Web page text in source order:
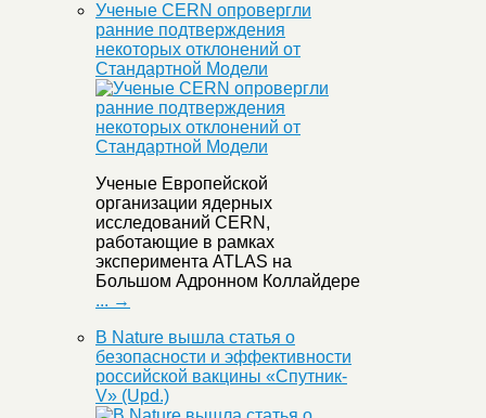
Ученые CERN опровергли
ранние подтверждения
некоторых отклонений от
Стандартной Модели
Ученые Европейской
организации ядерных
исследований CERN,
работающие в рамках
эксперимента ATLAS на
Большом Адронном Коллайдере
... →
В Nature вышла статья о
безопасности и эффективности
российской вакцины «Спутник-
V» (Upd.)